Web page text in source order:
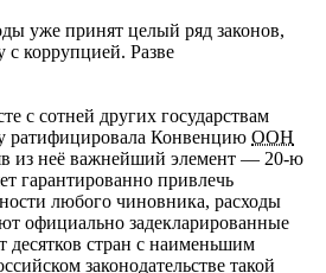
уже принят целый ряд законов,
с коррупцией. Разве
с сотней других государствам
ратифицировала Конвенцию ООН
из неё важнейший элемент — 20-ю
гарантированно привлечь
любого чиновника, расходы
официально задекларированные
стран с наименьшим
законодательстве такой